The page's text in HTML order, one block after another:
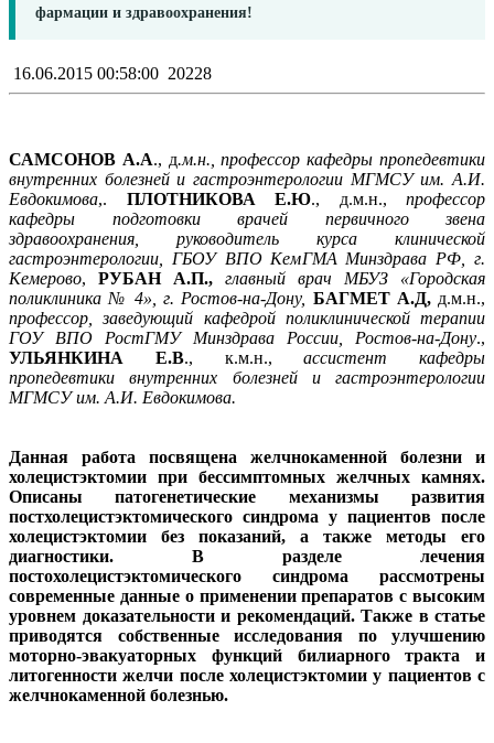
фармации и здравоохранения!
16.06.2015 00:58:00 20228
САМСОНОВ А.А., д.м.н., профессор кафедры пропедевтики
внутренних болезней и гастроэнтерологии МГМСУ им. А.И.
Евдокимова,. ПЛОТНИКОВА Е.Ю., д.м.н., профессор
кафедры подготовки врачей первичного звена
здравоохранения, руководитель курса клинической
гастроэнтерологии, ГБОУ ВПО КемГМА Минздрава РФ, г.
Кемерово, РУБАН А.П., главный врач МБУЗ «Городская
поликлиника № 4», г. Ростов-на-Дону, БАГМЕТ А.Д, д.м.н.,
профессор, заведующий кафедрой поликлинической терапии
ГОУ ВПО РостГМУ Минздрава России, Ростов-на-Дону.,
УЛЬЯНКИНА Е.В., к.м.н.,ассистент кафедры
пропедевтики внутренних болезней и гастроэнтерологии
МГМСУ им. А.И. Евдокимова.
Данная работа посвящена желчнокаменной болезни и
холецистэктомии при бессимптомных желчных камнях.
Описаны патогенетические механизмы развития
постхолецистэктомического синдрома у пациентов после
холецистэктомии без показаний, а также методы его
диагностики. В разделе лечения
постохолецистэктомического синдрома рассмотрены
современные данные о применении препаратов с высоким
уровнем доказательности и рекомендаций. Также в статье
приводятся собственные исследования по улучшению
моторно-эвакуаторных функций билиарного тракта и
литогенности желчи после холецистэктомии у пациентов с
желчнокаменной болезнью.